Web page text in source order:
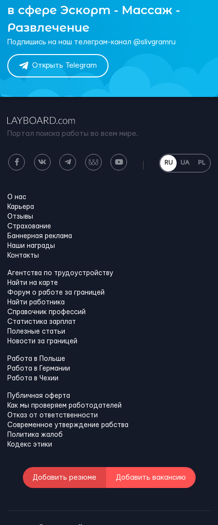
в сфере Эскорт - Массаж -
Развлечение
Подпишись на наш телеграм-канал @slivgramru
Открыть Telegram
Портал поиска работы во всем мире.
RU UA PL
О нас
Карьера
Отзывы
Страхование
Баннерная реклама
Наши награды
Контакты
Агентства по трудоустройству
Найти на карте
Форум о работе за границей
Найти работника
Справочник профессий
Статистика зарплат
Полезные статьи
Новости за границей
Работа в Польше
Работа в Германии
Работа в Чехии
Публичная оферта
Как мы проверяем работодателей
Отказ от ответственности
Современное утверждение рабства
Политика жалоб
Кодекс этики
Добавить резюме Добавить вакансию